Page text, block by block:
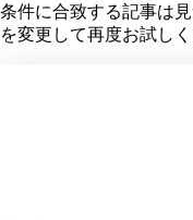
条件に合致する記事は
を変更して再度お試しく